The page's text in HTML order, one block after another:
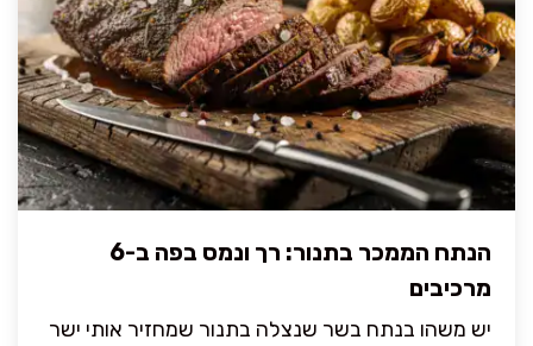
הנתח הממכר בתנור: רך ונמס בפה ב-6
מרכיבים
יש משהו בנתח בשר שנצלה בתנור שמחזיר אותי ישר